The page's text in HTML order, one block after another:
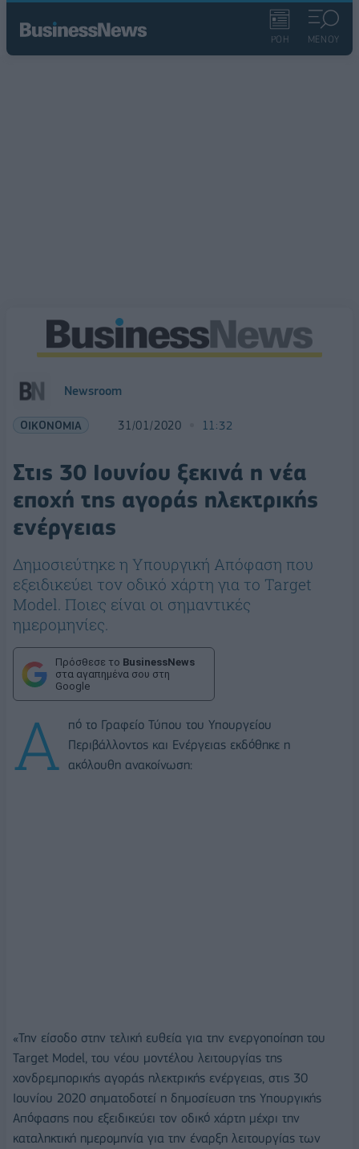
ΡΟΗ ΜΕΝΟΥ
Newsroom
ΟΙΚΟΝΟΜΙΑ 31/01/2020 11:32
Στις 30 Ιουνίου ξεκινά η νέα
εποχή της αγοράς ηλεκτρικής
ενέργειας
Δημοσιεύτηκε η Υπουργική Απόφαση που
εξειδικεύει τον οδικό χάρτη για το Target
Model. Ποιες είναι οι σημαντικές
ημερομηνίες.
Πρόσθεσε το BusinessNews
στα αγαπημένα σου στη
Google
Α
πό το Γραφείο Τύπου του Υπουργείου
Περιβάλλοντος και Ενέργειας εκδόθηκε η
ακόλουθη ανακοίνωση:
«Την είσοδο στην τελική ευθεία για την ενεργοποίηση του
Target Model, του νέου μοντέλου λειτουργίας της
χονδρεμπορικής αγοράς ηλεκτρικής ενέργειας, στις 30
Ιουνίου 2020 σηματοδοτεί η δημοσίευση της Υπουργικής
Απόφασης που εξειδικεύει τον οδικό χάρτη μέχρι την
καταληκτική ημερομηνία για την έναρξη λειτουργίας των